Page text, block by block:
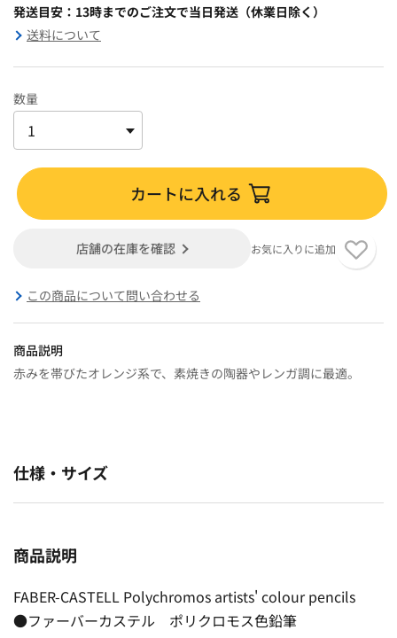
発送目安：13時までのご注文で当日発送（休業日除く）
送料について
数量
カートに入れる
店舗の在庫を確認 お気に入りに追加
この商品について問い合わせる
商品説明
赤みを帯びたオレンジ系で、素焼きの陶器やレンガ調に最適。
仕様・サイズ
商品説明
FABER-CASTELL Polychromos artists' colour pencils
●ファーバーカステル ポリクロモス色鉛筆